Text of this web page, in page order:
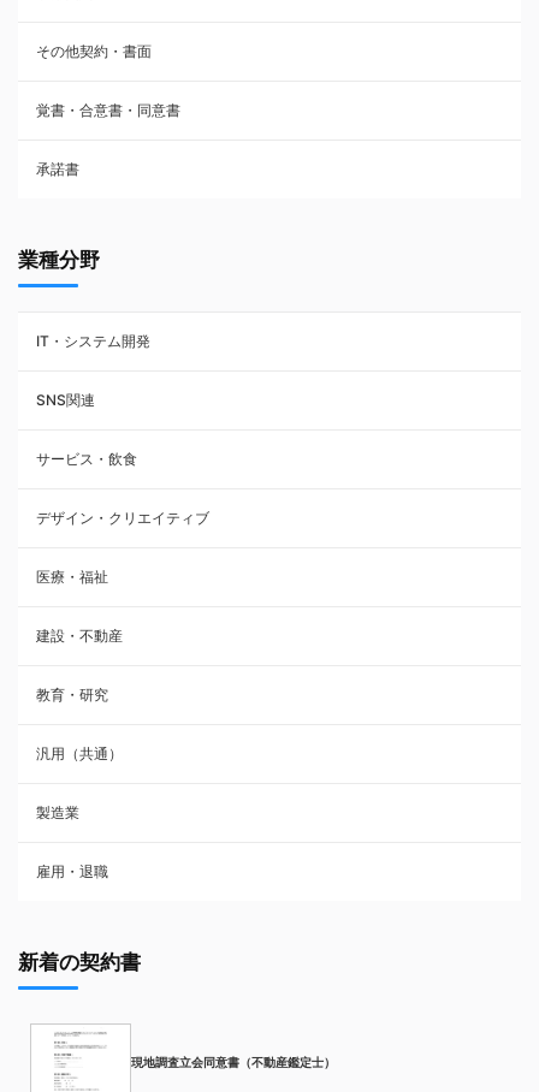
請負契約
フランチャイズ契約
賃貸借契約
その他契約・書面
覚書・合意書・同意書
承諾書
業種分野
IT・システム開発
SNS関連
サービス・飲食
デザイン・クリエイティブ
医療・福祉
建設・不動産
教育・研究
汎用（共通）
製造業
雇用・退職
新着の契約書
現地調査立会同意書（不動産鑑定士）